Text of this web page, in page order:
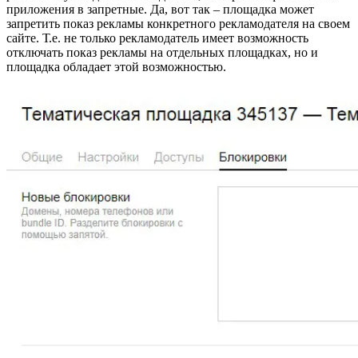
приложения в запретные. Да, вот так – площадка может
запретить показ рекламы конкретного рекламодателя на своем
сайте. Т.е. не только рекламодатель имеет возможность
отключать показ рекламы на отдельных площадках, но и
площадка обладает этой возможностью.